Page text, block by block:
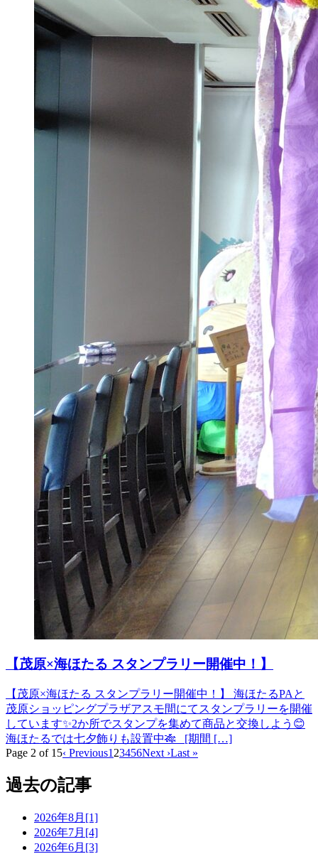
【茂原×海ほたる スタンプラリー開催中！】
【茂原×海ほたる スタンプラリー開催中！】 海ほたるPAと
茂原ショッピングプラザアスモ間にてスタンプラリーを開催
しています✨2か所でスタンプを集めて商品と交換しよう😊
海ほたるでは七夕飾りも設置中🎋 [期間 […]
Page 2 of 15‹ Previous1 23456Next ›Last »
過去の記事
2026年8月[1]
2026年7月[4]
2026年6月[3]